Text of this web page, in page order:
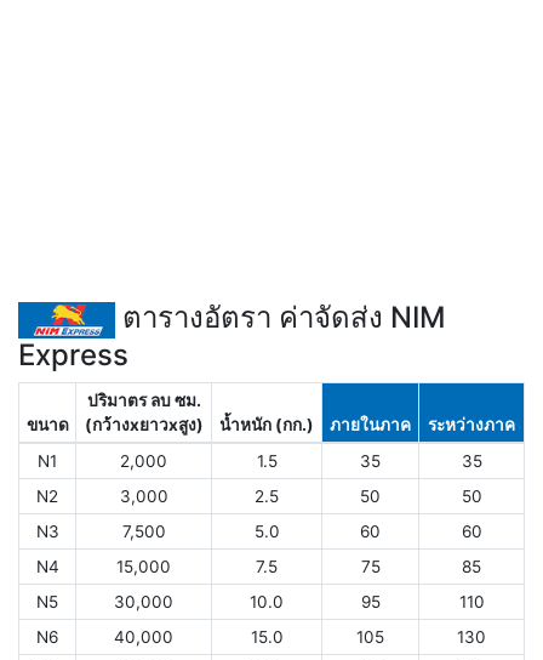
ตารางอัตรา ค่าจัดส่ง NIM
Express
ขนาด
ปริมาตร ลบ ซม.
(กว้างxยาวxสูง)
น้ำหนัก (กก.) ภายในภาค
ระหว่างภาค
N1
2,000 1.5 35
35
N2
3,000 2.5 50
50
N3
7,500 5.0 60
60
N4
15,000 7.5 75
85
N5
30,000 10.0 95
110
N6
40,000 15.0 105
130